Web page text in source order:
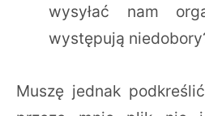
wysyłać nam
występują
Muszę jednak